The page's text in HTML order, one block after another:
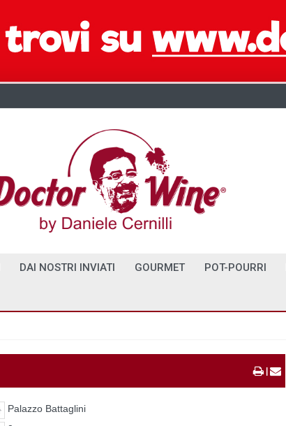
DAI NOSTRI INVIATI GOURMET POT-POURRI
|
Palazzo Battaglini